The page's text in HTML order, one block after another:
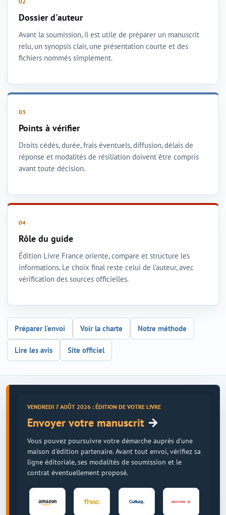
Dossier d'auteur
Avant la soumission, il est utile de préparer un manuscrit
relu, un synopsis clair, une présentation courte et des
fichiers nommés simplement.
Points à vérifier
Droits cédés, durée, frais éventuels, diffusion, délais de
réponse et modalités de résiliation doivent être compris
avant toute décision.
Rôle du guide
Édition Livre France oriente, compare et structure les
informations. Le choix final reste celui de l'auteur, avec
vérification des sources officielles.
Préparer l'envoi Voir la charte Notre méthode
Lire les avis Site officiel
VENDREDI 7 AOÛT 2026 : ÉDITION DE VOTRE LIVRE
Envoyer votre manuscrit →
Vous pouvez poursuivre votre démarche auprès d'une
maison d'édition partenaire. Avant tout envoi, vérifiez sa
ligne éditoriale, ses modalités de soumission et le
contrat éventuellement proposé.